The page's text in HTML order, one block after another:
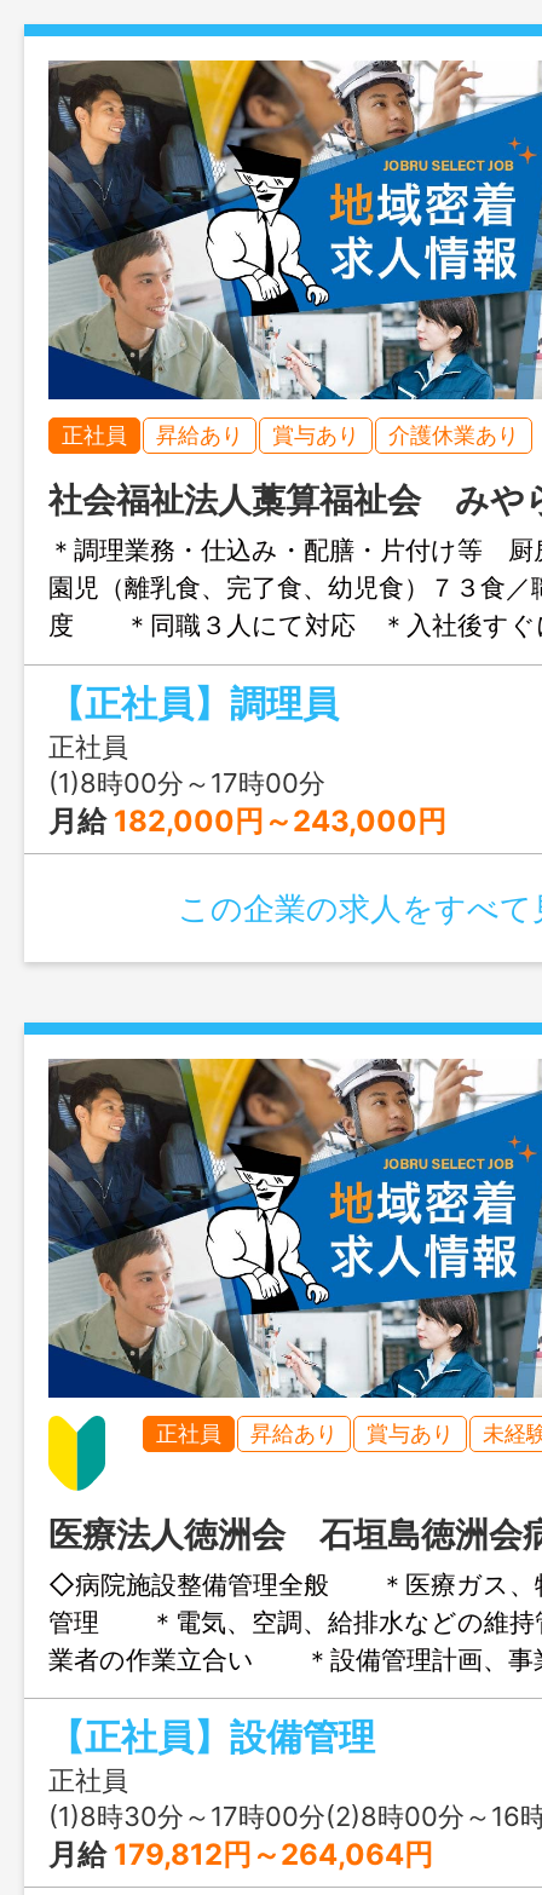
正社員 昇給あり 賞与あり 介護休業あり
社会福祉法人藁算福祉会 みや
＊調理業務・仕込み・配膳・片付け等
園児（離乳食、完了食、幼児食）７３食
度 ＊同職３人にて対応 ＊入社後すぐ
（６ヶ月後通算１０日） ＊見学可能
方、契約社員として応募可能 変更の範
【正社員】調理員
正社員
(1)8時00分～17時00分
月給 182,000円～243,000円
この企業の求人をすべて
正社員 昇給あり 賞与あり 未経
医療法人徳洲会 石垣島徳洲会
◇病院施設整備管理全般 ＊医療ガス、
管理 ＊電気、空調、給排水などの維
業者の作業立合い ＊設備管理計画、事
成 ◇その他の付随する業務 変更
定める業務
【正社員】設備管理
正社員
(1)8時30分～17時00分(2)8時00分～16
月給 179,812円～264,064円